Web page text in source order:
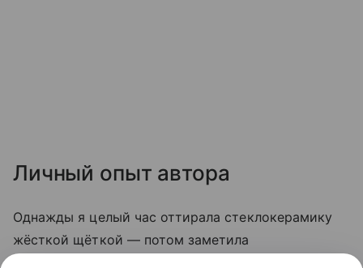
Личный опыт автора
Однажды я целый час оттирала стеклокерамику
жёсткой щёткой — потом заметила